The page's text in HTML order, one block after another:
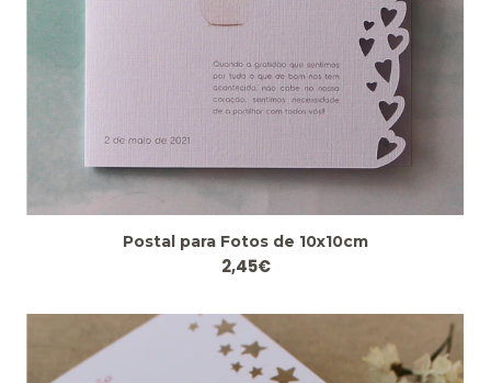
Postal para Fotos de 10x10cm
2,45€